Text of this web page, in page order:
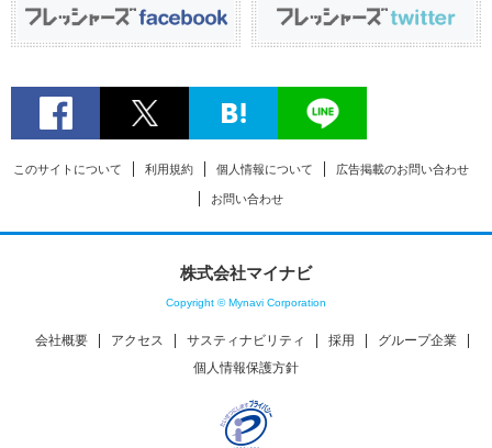
このサイトについて 利用規約 個人情報について 広告掲載のお問い合わせ
お問い合わせ
株式会社マイナビ
Copyright © Mynavi Corporation
会社概要 アクセス サスティナビリティ 採用
グループ企業
個人情報保護方針